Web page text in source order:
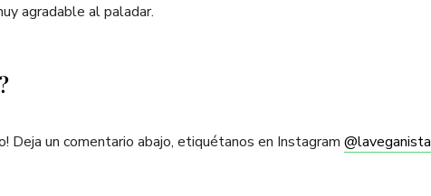
agradable al paladar.
Deja un comentario abajo, etiquétanos en Instagram @laveganista